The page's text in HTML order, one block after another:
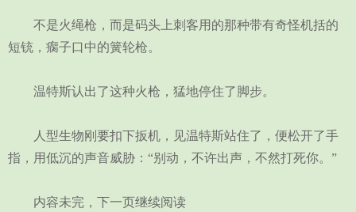
不是火绳枪，而是码头上刺客用的那种带有奇怪机括的
短铳，瘸子口中的簧轮枪。
温特斯认出了这种火枪，猛地停住了脚步。
人型生物刚要扣下扳机，见温特斯站住了，便松开了手
指，用低沉的声音威胁：“别动，不许出声，不然打死你。”
内容未完，下一页继续阅读